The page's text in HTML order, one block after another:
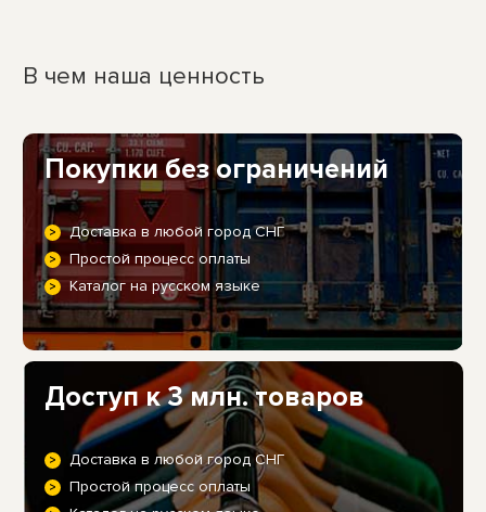
В чем наша ценность
Покупки без ограничений
Доставка в любой город СНГ
Простой процесс оплаты
Каталог на русском языке
Доступ к 3 млн. товаров
Доставка в любой город СНГ
Простой процесс оплаты